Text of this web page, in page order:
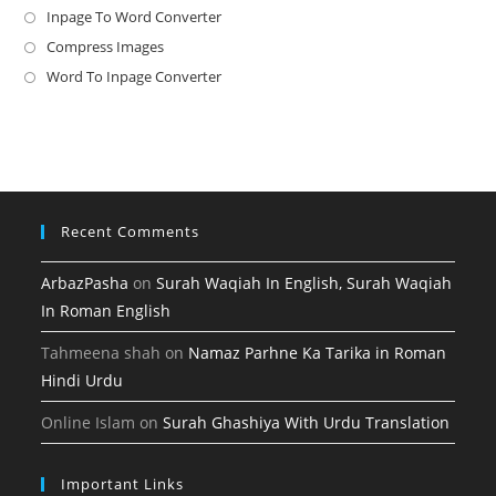
in
new
Inpage To Word ConverterOpens
a
Compress ImagesOpens
in
Word To Inpage ConverterOpens
tab
Recent Comments
ArbazPasha onSurah Waqiah In English, Surah Waqiah
In Roman English
Tahmeena shah on Namaz Parhne Ka Tarika in Roman
Hindi Urdu
Online Islam onSurah Ghashiya With Urdu Translation
Important Links